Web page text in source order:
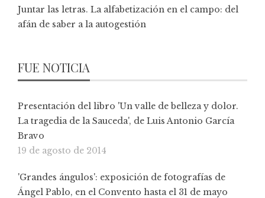
Juntar las letras. La alfabetización en el campo: del
afán de saber a la autogestión
FUE NOTICIA
Presentación del libro 'Un valle de belleza y dolor.
La tragedia de la Sauceda', de Luis Antonio García
Bravo
19 de agosto de 2014
'Grandes ángulos': exposición de fotografías de
Ángel Pablo, en el Convento hasta el 31 de mayo